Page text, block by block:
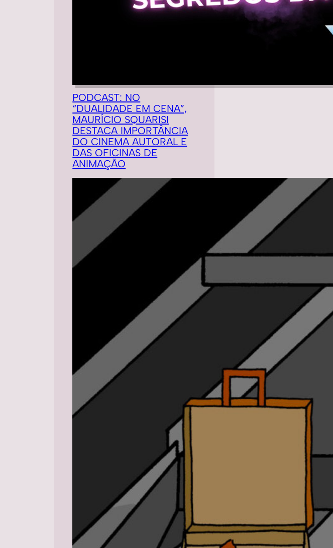
PODCAST: NO
“DUALIDADE EM CENA”,
MAURÍCIO SQUARISI
DESTACA IMPORTÂNCIA
DO CINEMA AUTORAL E
DAS OFICINAS DE
ANIMAÇÃO